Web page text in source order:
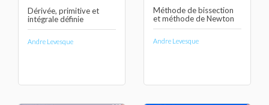
Dérivée, primitive et
intégrale définie
Andre Levesque
Méthode de bissection
et méthode de Newton
Andre Levesque